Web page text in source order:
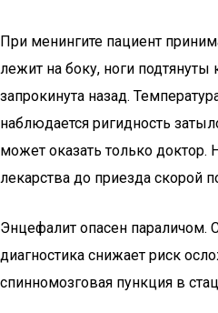
При менингите пациент
лежит на боку, ноги подтянуты
запрокинута назад.
наблюдается ригидность
может оказать только доктор.
лекарства до приезда скорой
Энцефалит опасен параличом.
диагностика снижает риск
спинномозговая пункция в